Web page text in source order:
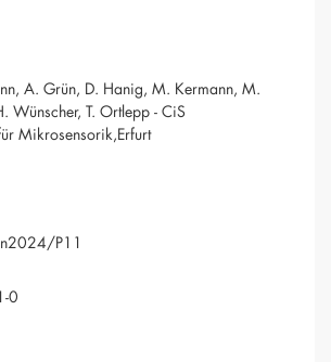
A. Grün, D. Hanig, M. Kermann, M.
Wünscher, T. Ortlepp - CiS
Mikrosensorik,Erfurt
P11
0